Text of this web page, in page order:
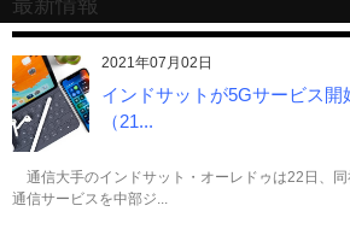
最新情報
2021年07月02日
インドサットが5Gサービス
（21...
通信大手のインドサット・オーレドゥは22日、同
通信サービスを中部ジ...